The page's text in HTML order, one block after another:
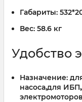
Габариты:
Вес: 58.6 кг
Удобство
Назначение:
насоса,для